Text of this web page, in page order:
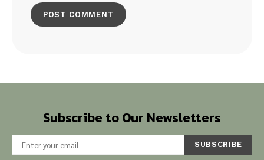
Subscribe to Our Newsletters
SUBSCRIBE